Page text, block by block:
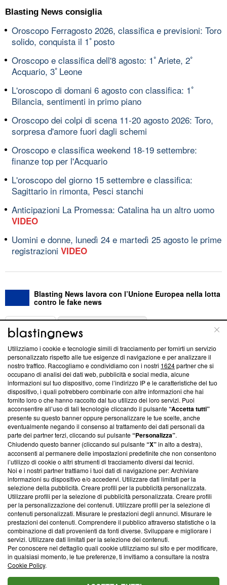
Blasting News consiglia
Oroscopo Ferragosto 2026, classifica e previsioni: Toro
solido, conquista il 1ﾟposto
Oroscopo e classifica dell'8 agosto: 1ﾟAriete, 2ﾟ
Acquario, 3ﾟLeone
L'oroscopo di domani 6 agosto con classifica: 1ﾟ
Bilancia, sentimenti in primo piano
Oroscopo dei colpi di scena 11-20 agosto 2026: Toro,
sorpresa d'amore fuori dagli schemi
Oroscopo e classifica weekend 18-19 settembre:
finanze top per l'Acquario
L'oroscopo del giorno 15 settembre e classifica:
Sagittario in rimonta, Pesci stanchi
Anticipazioni La Promessa: Catalina ha un altro uomo
VIDEO
Uomini e donne, lunedì 24 e martedì 25 agosto le prime
registrazioni VIDEO
Blasting News lavora con l’Unione Europea nella lotta
contro le fake news
ABOUT
Questa sezione offre informazioni trasparenti su Blasting
News, sui nostri processi editoriali e su come ci impegniamo a
creare news di qualità. Inoltre, afferma la nostra aderenza a
‘Trust Project - News with Integrity’Blasting News non è
ancora membro del programma, ma ha richiesto di farne
parte; Trust Project non ha ancora effettuato una verifica di
conformità agli standard.
Su di noi
Team editoriale
Corporate
Redazione
Informativa Privacy
Cookie Policy
Blasting SA, IDI CHE-247.845.224, Via Carlo Frasca, 3 - 6900
Lugano (Svizzera) Tel:+39 0690258937
© 2026 Blasting News
Utilizziamo i cookie e tecnologie simili di tracciamento per fornirti un servizio
personalizzato rispetto alle tue esigenze di navigazione e per analizzare il
nostro traffico. Raccogliamo e condividiamo con i nostri 1624partner che si
occupano di analisi dei dati web, pubblicità e social media, alcune
informazioni sul tuo dispositivo, come l’indirizzo IP e le caratteristiche del tuo
dispositivo, i quali potrebbero combinarle con altre informazioni che hai
fornito loro o che hanno raccolto dal tuo utilizzo dei loro servizi. Puoi
acconsentire all’uso di tali tecnologie cliccando il pulsante“Accetta tutti”
presente su questo banner oppure personalizzare le tue scelte, anche
eventualmente negando il consenso al trattamento dei dati personali da
parte dei partner terzi, cliccando sul pulsante“Personalizza”.
Chiudendo questo banner (cliccando sul pulsante“X”in alto a destra),
acconsenti al permanere delle impostazioni predefinite che non consentono
l’utilizzo di cookie o altri strumenti di tracciamento diversi dai tecnici.
Noi e i nostri partner trattiamo i tuoi dati di navigazione per: Archiviare
informazioni su dispositivo e/o accedervi. Utilizzare dati limitati per la
selezione della pubblicità. Creare profili per la pubblicità personalizzata.
Utilizzare profili per la selezione di pubblicità personalizzata. Creare profili
per la personalizzazione dei contenuti. Utilizzare profili per la selezione di
contenuti personalizzati. Misurare le prestazioni degli annunci. Misurare le
prestazioni dei contenuti. Comprendere il pubblico attraverso statistiche o la
combinazione di dati provenienti da fonti diverse. Sviluppare e migliorare i
servizi. Utilizzare dati limitati per la selezione dei contenuti.
Per conoscere nel dettaglio quali cookie utilizziamo sul sito e per modificare,
in qualsiasi momento, le tue preferenze, ti invitiamo a consultare la nostra
Cookie Policy.